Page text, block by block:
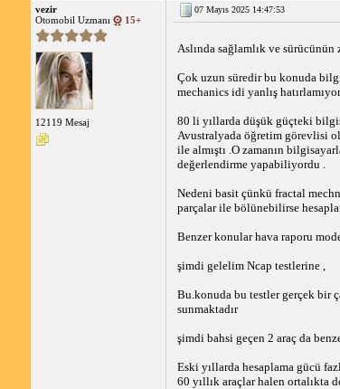
vezir
Otomobil Uzmanı
15+
12119 Mesaj
07 Mayıs 2025 14:47:53
Aslında sağlamlık ve
Çok uzun süredir bu konuda
mechanics idi yanlış
80 li yıllarda düşük güçteki
Avustralyada öğretim görevlisi
ile almıştı .O zamanın
değerlendirme yapabiliyordu .
Nedeni basit çünkü fractal
parçalar ile bölünebilirse
Benzer konular hava raporu
şimdi gelelim Ncap testlerine ,
Bu.konuda bu testler gerçek bir
sunmaktadır
şimdi bahsi geçen 2 araç da
Eski yıllarda hesaplama gücü
60 yıllık araçlar halen ortalıkta